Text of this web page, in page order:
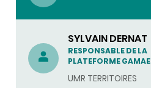
SYLVAIN DERNAT
(ENVOYER
UN
COURRIEL)
RESPONSABLE DE LA
PLATEFORME GAMAE
UMR TERRITOIRES